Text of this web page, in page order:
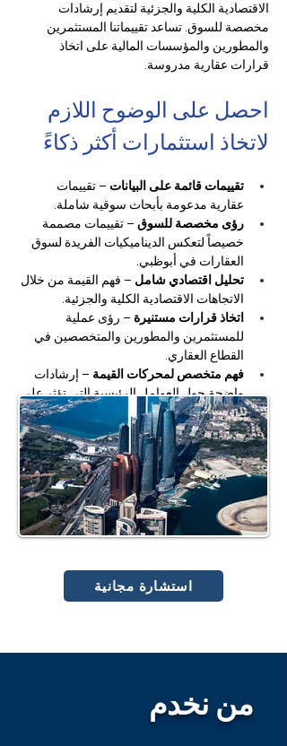
الاقتصادية الكلية والجزئية لتقديم إرشادات
مخصصة للسوق. تساعد تقييماتنا المستثمرين
والمطورين والمؤسسات المالية على اتخاذ
قرارات عقارية مدروسة.
احصل على الوضوح اللازم
لاتخاذ استثمارات أكثر ذكاءً
تقييمات قائمة على البيانات – تقييمات
عقارية مدعومة بأبحاث سوقية شاملة.
رؤى مخصصة للسوق – تقييمات مصممة
خصيصاً لتعكس الديناميكيات الفريدة لسوق
العقارات في أبوظبي.
تحليل اقتصادي شامل – فهم القيمة من خلال
الاتجاهات الاقتصادية الكلية والجزئية.
اتخاذ قرارات مستنيرة – رؤى عملية
للمستثمرين والمطورين والمتخصصين في
القطاع العقاري.
فهم متخصص لمحركات القيمة – إرشادات
واضحة حول العوامل الرئيسية التي تؤثر على
قيم العقارات.
استشارة مجانية
من نخدم